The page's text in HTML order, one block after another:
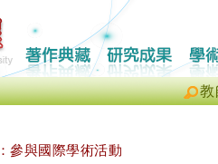
教
參與國際學術活動